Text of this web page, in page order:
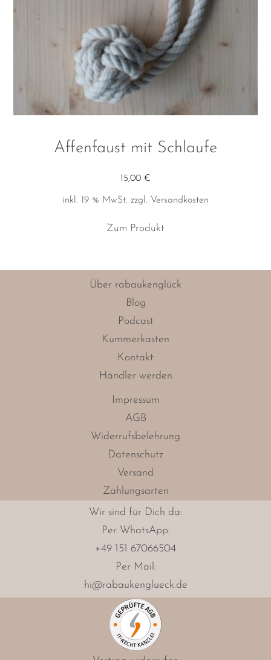
Affenfaust mit Schlaufe
15,00 €
inkl. 19 % MwSt. zzgl. Versandkosten
Zum Produkt
Über rabaukenglück
Blog
Podcast
Kummerkasten
Kontakt
Händler werden
Impressum
AGB
Widerrufsbelehrung
Datenschutz
Versand
Zahlungsarten
Wir sind für Dich da:
Per WhatsApp:
+49 151 67066504
Per Mail:
hi@rabaukenglueck.de